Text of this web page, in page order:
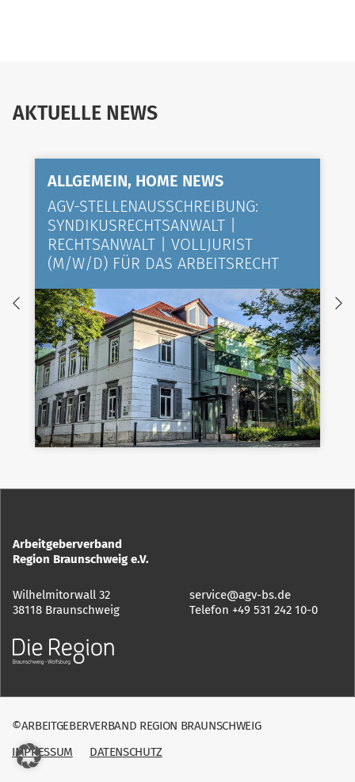
AKTUELLE NEWS
ALLGEMEIN, HOME NEWS
AGV-STELLENAUSSCHREIBUNG:
SYNDIKUSRECHTSANWALT |
RECHTSANWALT | VOLLJURIST
(M/W/D) FÜR DAS ARBEITSRECHT
Arbeitgeberverband
Region Braunschweig e.V.
Wilhelmitorwall 32
38118 Braunschweig
service@agv-bs.de
Telefon +49 531 242 10-0
©ARBEITGEBERVERBAND REGION BRAUNSCHWEIG
IMPRESSUM
DATENSCHUTZ